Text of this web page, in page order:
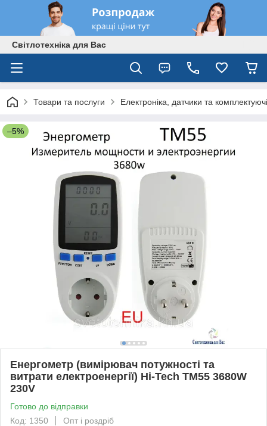
Світлотехніка для Вас
Товари та послуги Електроніка, датчики та комплектуючі
–5%
Енергометр (вимірювач потужності та
витрати електроенергії) Hi-Tech TM55 3680W
230V
Готово до відправки
Код: 1350
Опт і роздріб